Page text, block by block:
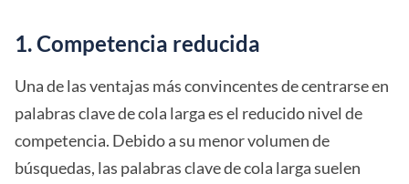
1. Competencia reducida
Una de las ventajas más convincentes de centrarse en
palabras clave de cola larga es el reducido nivel de
competencia. Debido a su menor volumen de
búsquedas, las palabras clave de cola larga suelen